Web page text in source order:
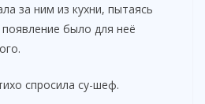
за ним из кухни, пытаясь
появление было для неё
спросила су-шеф.